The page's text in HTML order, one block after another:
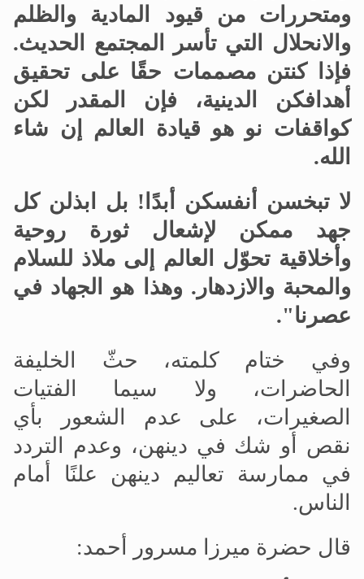
ومتحررات من قيود المادية والظلم
والانحلال التي تأسر المجتمع الحديث.
فإذا كنتن مصممات حقًا على تحقيق
أهدافكن الدينية، فإن المقدر لكن
كواقفات نو هو قيادة العالم إن شاء
الله.
لا تبخسن أنفسكن أبدًا ! بل ابذلن كل
جهد ممكن لإشعال ثورة روحية
وأخلاقية تحوّل العالم إلى ملاذ للسلام
والمحبة والازدهار . وهذا هو الجهاد في
عصرنا".
وفي ختام كلمته، حثّ الخليفة
الحاضرات، ولا سيما الفتيات
الصغيرات، على عدم الشعور بأي
نقص أو شك في دينهن، وعدم التردد
في ممارسة تعاليم دينهن علنًا أمام
الناس.
قال حضرة ميرزا مسرور أحمد: